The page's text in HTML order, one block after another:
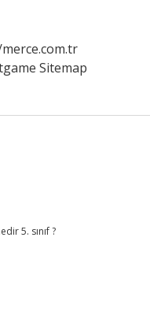
Sitemap
5. sınıf ?